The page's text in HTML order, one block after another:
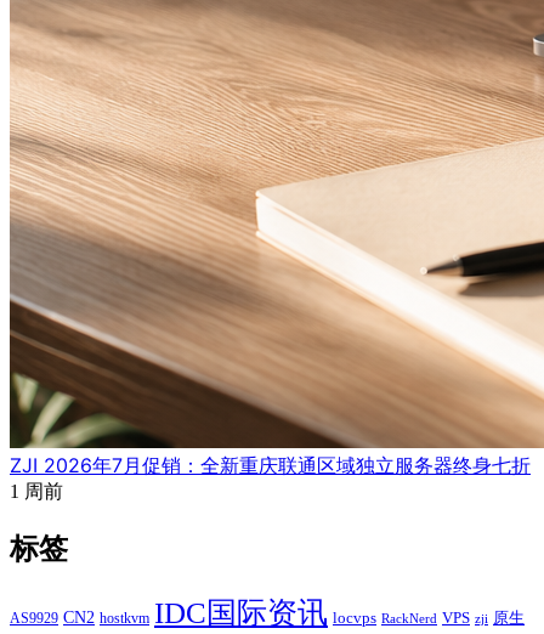
ZJI 2026年7月促销：全新重庆联通区域独立服务器终身七折
1 周前
标签
AS9929 CN2 hostkvm IDC国际资讯 locvps RackNerd VPS zji 原生